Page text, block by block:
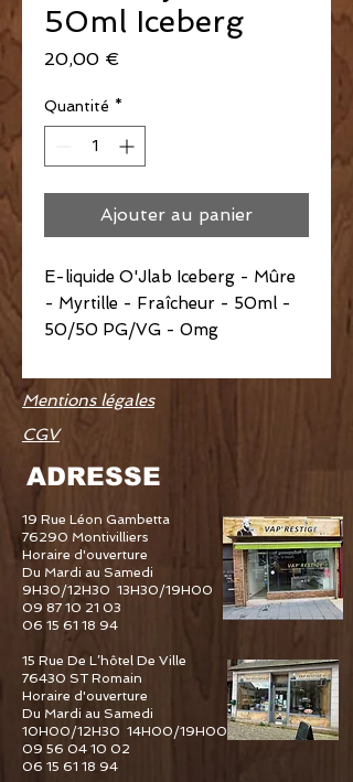
50ml Iceberg
20,00 €
Quantité *
Ajouter au panier
E-liquide O'Jlab Iceberg - Mûre
- Myrtille - Fraîcheur - 50ml -
50/50 PG/VG - 0mg
Mentions légales
CGV
ADRESSE
19 Rue Léon Gambetta
76290 Montivilliers
Horaire d'ouverture
Du Mardi au Samedi
9H30/12H30 13H30/19H00
09 87 10 21 03
06 15 61 18 94
15 Rue De L’hôtel De Ville
76430 ST Romain
Horaire d'ouverture
Du Mardi au Samedi
10H00/12H30 14H00/19H00
09 56 04 10 02
06 15 61 18 94